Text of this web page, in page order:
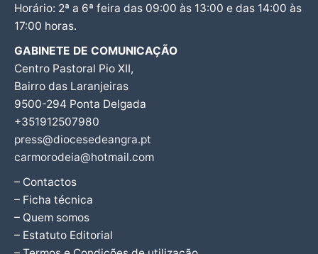
Horário: 2ª a 6ª feira das 09:00 às 13:00 e das 14:00 às
17:00 horas.
GABINETE DE COMUNICAÇÃO
Centro Pastoral Pio XII,
Bairro das Laranjeiras
9500-294 Ponta Delgada
+351912507980
press@diocesedeangra.pt
carmorodeia@hotmail.com
– Contactos
– Ficha técnica
– Quem somos
– Estatuto Editorial